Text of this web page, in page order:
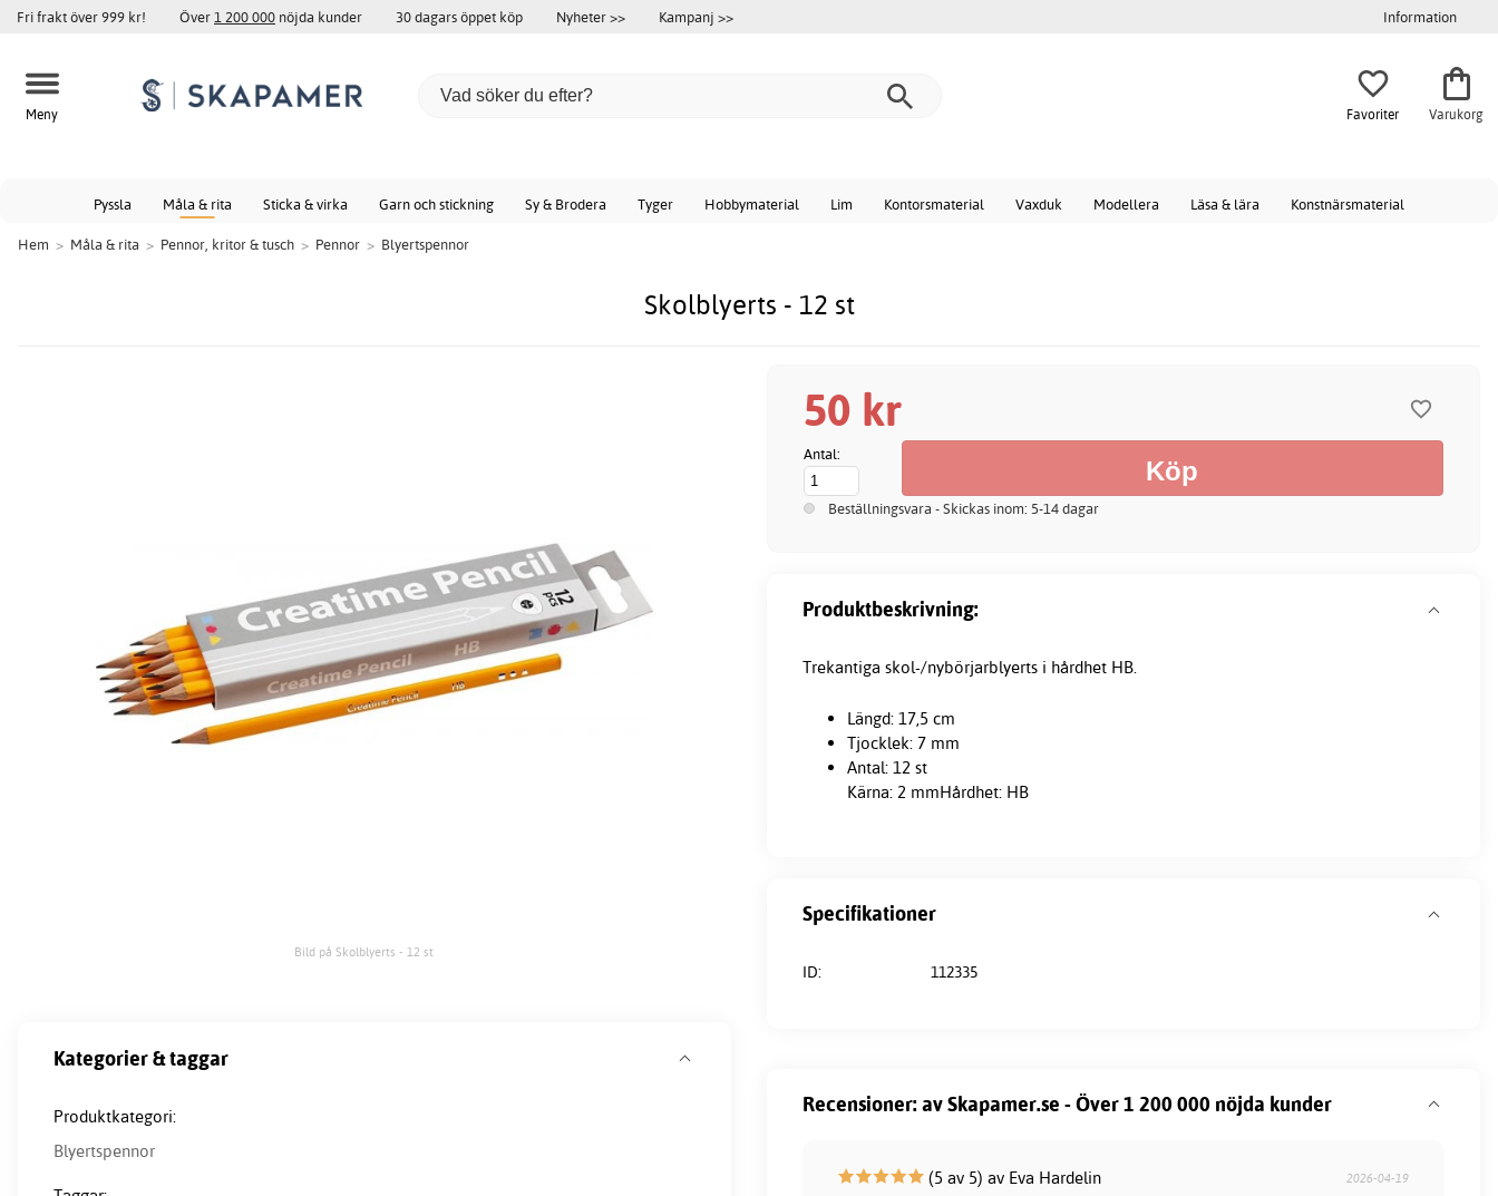
Fri frakt över 999 kr! Över1 200 000 nöjda kunder 30 dagars öppet köp Nyheter >> Kampanj >> Information
Meny Favoriter Varukorg
Pyssla Måla & rita Sticka & virka Garn och stickning Sy & Brodera Tyger Hobbymaterial Lim Kontorsmaterial Vaxduk Modellera Läsa & lära Konstnärsmaterial
Hem > Måla & rita > Pennor, kritor & tusch > Pennor > Blyertspennor
Skolblyerts - 12 st
Bild på Skolblyerts - 12 st
50 kr
Antal:
Beställningsvara - Skickas inom: 5-14 dagar
Produktbeskrivning:
Trekantiga skol-/nybörjarblyerts i hårdhet HB.
Längd: 17,5 cm
Tjocklek: 7 mm
Antal: 12 st
Kärna: 2 mmHårdhet: HB
Specifikationer
ID: 112335
Kategorier & taggar
Produktkategori:
Blyertspennor
Recensioner: av Skapamer.se - Över 1 200 000 nöjda kunder
(5 av 5) av Eva Hardelin 2026-04-19